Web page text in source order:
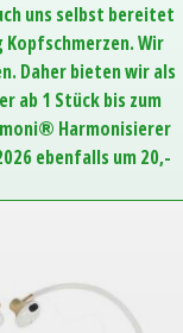
uns selbst bereitet
Wir
Daher bieten wir als
ab 1 Stück bis zum
Harmonisierer
ebenfalls um 20,-